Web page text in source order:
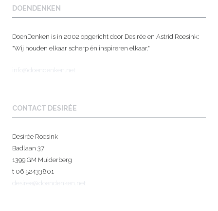
DOENDENKEN
DoenDenken is in 2002 opgericht door Desirée en Astrid Roesink:
"Wij houden elkaar scherp én inspireren elkaar."
info@doendenken.net
CONTACT DESIRÉE
Desirée Roesink
Badlaan 37
1399 GM Muiderberg
t 06 52433801
desiree@doendenken.net